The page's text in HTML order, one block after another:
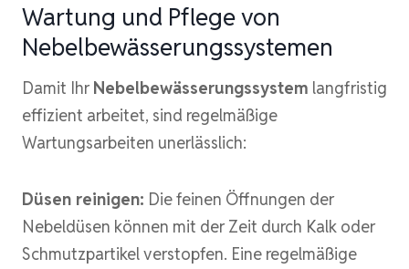
Wartung und Pflege von
Nebelbewässerungssystemen
Damit IhrNebelbewässerungssystem langfristig
effizient arbeitet, sind regelmäßige
Wartungsarbeiten unerlässlich:
Düsen reinigen: Die feinen Öffnungen der
Nebeldüsen können mit der Zeit durch Kalk oder
Schmutzpartikel verstopfen. Eine regelmäßige